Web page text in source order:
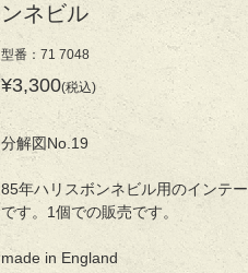
ンネビル
型番：71 7048
¥3,300(税込)
分解図No.19
85年ハリスボンネビル用のインテ
です。1個での販売です。
made in England